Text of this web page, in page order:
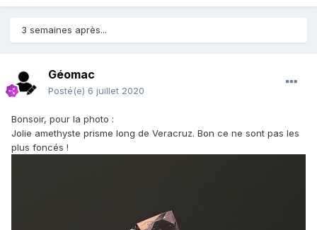
3 semaines après...
Géomac
Posté(e) 6 juillet 2020
Bonsoir, pour la photo :
Jolie amethyste prisme long de Veracruz. Bon ce ne sont pas les
plus foncés !